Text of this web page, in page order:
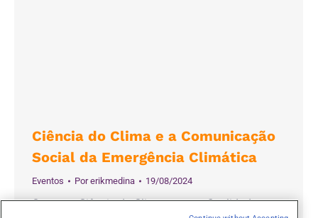
Ciência do Clima e a Comunicação
Social da Emergência Climática
Eventos Porerikmedina 19/08/2024
O evento Ciência do Clima tem por finalidade